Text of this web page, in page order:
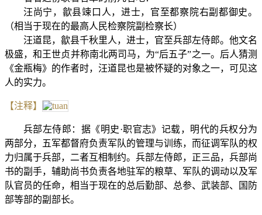
汪尚宁，歙县竦口人，进士，官至都察院右副都御史。
（相当于现在的最高人民检察院副检察长）
汪道昆，歙县千秋里人，进士，官至兵部左侍郎。他文名
极盛，和王世贞并称南北两司马，为“后五子”之一。后人猜测
《金瓶梅》的作者时，汪道昆也是被怀疑的对象之一，可见这
人的实力。
【注释】
兵部左侍郎：据《明史·职官志》记载，明代的兵权分为
两部分，五军都督府负责军队的管理与训练，而征调军队的权
力归属于兵部，二者互相制约。兵部左侍郎，正三品，兵部尚
书的副手，辅助尚书负责各地驻军的粮草、军队的调动以及军
队官员的任命，相当于现在的总后勤部、总参、武装部、国防
部等部的副部长。